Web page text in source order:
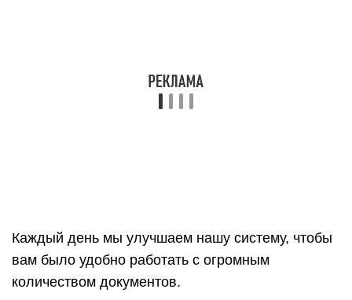
Каждый день мы улучшаем нашу систему, чтобы
вам было удобно работать с огромным
количеством документов.